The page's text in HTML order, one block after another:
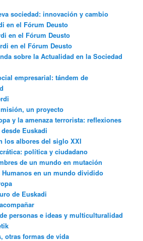
sociedad: innovación y cambio
en el Fórum Deusto
en el Fórum Deusto
en el Fórum Deusto
sobre la Actualidad en la Sociedad
empresarial: tándem de
un proyecto
y la amenaza terrorista: reflexiones
Euskadi
los albores del siglo XXI
política y ciudadano
de un mundo en mutación
Humanos en un mundo dividido
de Euskadi
personas e ideas y multiculturalidad
otras formas de vida